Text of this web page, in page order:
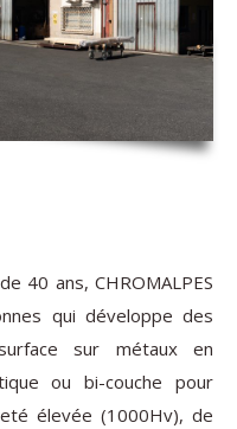
40 ans, CHROMALPES
qui développe des
sur métaux en
ou bi-couche pour
élevée (1000Hv), de